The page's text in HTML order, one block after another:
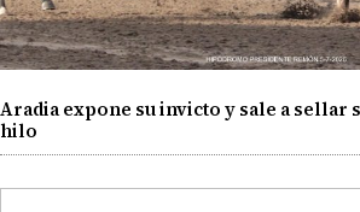
Aradia expone su invicto y sale a sellar
hilo